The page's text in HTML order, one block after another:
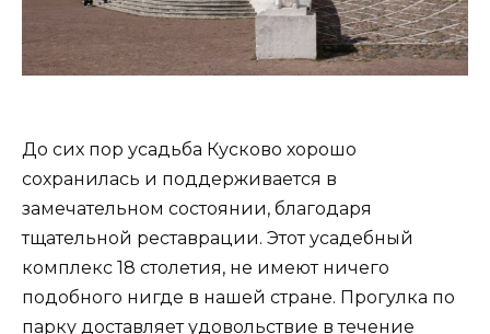
До сих пор усадьба Кусково хорошо
сохранилась и поддерживается в
замечательном состоянии, благодаря
тщательной реставрации. Этот усадебный
комплекс 18 столетия, не имеют ничего
подобного нигде в нашей стране. Прогулка по
парку доставляет удовольствие в течение